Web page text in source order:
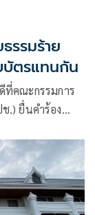
รรมร้าย
ตรแทนกัน
ที่คณะกรรมการ
.) ยื่นคำร้อง
ร ส.ส.แทนกันใน